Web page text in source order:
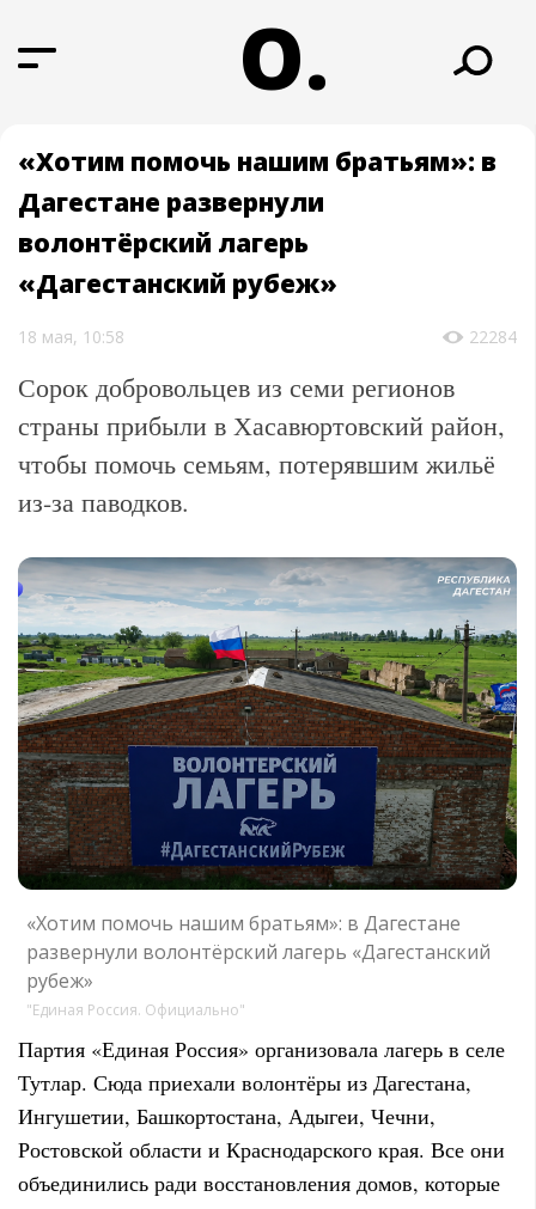
О.
«Хотим помочь нашим братьям»: в
Дагестане развернули
волонтёрский лагерь
«Дагестанский рубеж»
18 мая, 10:58 22284
Сорок добровольцев из семи регионов
страны прибыли в Хасавюртовский район,
чтобы помочь семьям, потерявшим жильё
из-за паводков.
«Хотим помочь нашим братьям»: в Дагестане
развернули волонтёрский лагерь «Дагестанский
рубеж»
"Единая Россия. Официально"
Партия «Единая Россия» организовала лагерь в селе
Тутлар. Сюда приехали волонтёры из Дагестана,
Ингушетии, Башкортостана, Адыгеи, Чечни,
Ростовской области и Краснодарского края. Все они
объединились ради восстановления домов, которые